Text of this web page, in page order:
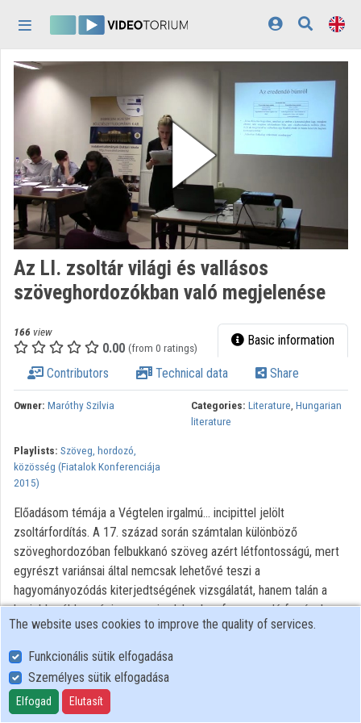
Home
Categories
Playlists
Organizations
Contributors
Az LI. zsoltár világi és vallásos
szöveghordozókban való megjelenése
166 view
0.00 (from 0 ratings) Basic information
Contributors Technical data Share
Owner: Maróthy Szilvia Categories: Literature, Hungarian
literature
Playlists: Szöveg, hordozó,
közösség (Fiatalok Konferenciája
2015)
Előadásom témája a Végtelen irgalmú… incipittel jelölt
zsoltárfordítás. A 17. század során számtalan különböző
szöveghordozóban felbukkanó szöveg azért létfontosságú, mert
egyrészt variánsai által nemcsak lehetővé teszi a
hagyományozódás kiterjedtségének vizsgálatát, hanem talán a
legjobb példa a régi magyar irodalomban fennmaradó források
öröklődésének egyediségére. Ugyanis sem eredete, sem a
változatok közti kapcsolatok nem tisztázottak. A psalmus útjának
feltérképezése világi és vallásos hordozók érintkezését egyaránt
illusztrálja, hiszen egyrészt a zsoltár megjelenik Rimay
Epicédiumában, másrészt a gyászversgyűjtemény a zsoltár által
The website uses cookies to improve the quality of services.
Funkcionális sütik elfogadása
Személyes sütik elfogadása
Elfogad Elutasít